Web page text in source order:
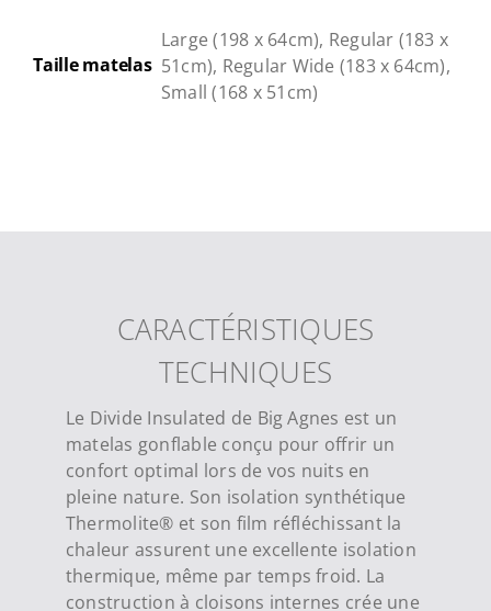
Taille matelas
Large (198 x 64cm), Regular (183 x
51cm), Regular Wide (183 x 64cm),
Small (168 x 51cm)
CARACTÉRISTIQUES
TECHNIQUES
Le Divide Insulated de Big Agnes est un
matelas gonflable conçu pour offrir un
confort optimal lors de vos nuits en
pleine nature. Son isolation synthétique
Thermolite® et son film réfléchissant la
chaleur assurent une excellente isolation
thermique, même par temps froid. La
construction à cloisons internes crée une